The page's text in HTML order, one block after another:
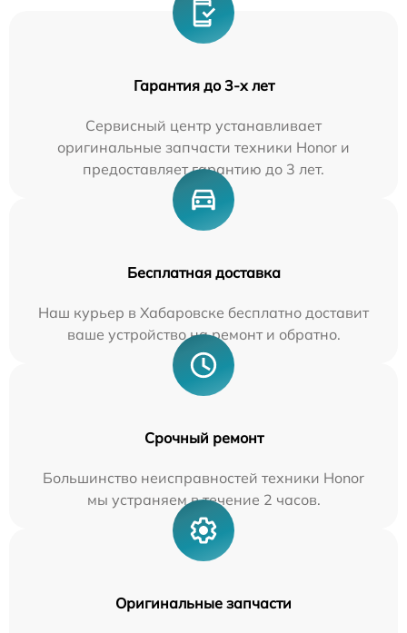
Гарантия до 3-х лет
Сервисный центр устанавливает
оригинальные запчасти техники Honor и
предоставляет гарантию до 3 лет.
Бесплатная доставка
Наш курьер в Хабаровске бесплатно доставит
ваше устройство на ремонт и обратно.
Срочный ремонт
Большинство неисправностей техники Honor
мы устраняем в течение 2 часов.
Оригинальные запчасти